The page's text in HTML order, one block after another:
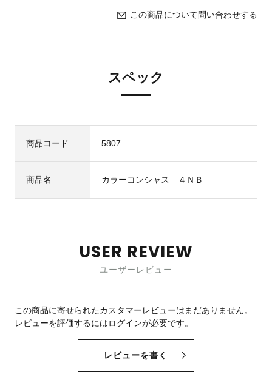
この商品について問い合わせする
スペック
商品コード 5807
商品名 カラーコンシャス ４ＮＢ
USER REVIEW
ユーザーレビュー
この商品に寄せられたカスタマーレビューはまだありません。
レビューを評価するにはログインが必要です。
レビューを書く